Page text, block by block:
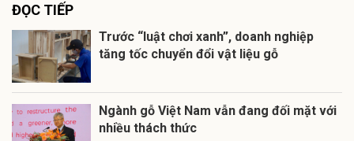
ĐỌC TIẾP
Trước “luật chơi xanh”, doanh nghiệp
tăng tốc chuyển đổi vật liệu gỗ
Ngành gỗ Việt Nam vẫn đang đối mặt với
nhiều thách thức